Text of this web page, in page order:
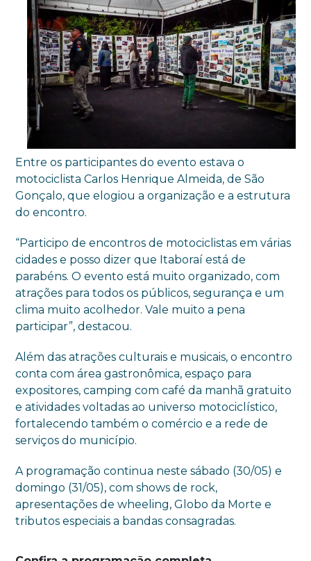
Entre os participantes do evento estava o
motociclista Carlos Henrique Almeida, de São
Gonçalo, que elogiou a organização e a estrutura
do encontro.
“Participo de encontros de motociclistas em várias
cidades e posso dizer que Itaboraí está de
parabéns. O evento está muito organizado, com
atrações para todos os públicos, segurança e um
clima muito acolhedor. Vale muito a pena
participar”, destacou.
Além das atrações culturais e musicais, o encontro
conta com área gastronômica, espaço para
expositores, camping com café da manhã gratuito
e atividades voltadas ao universo motociclístico,
fortalecendo também o comércio e a rede de
serviços do município.
A programação continua neste sábado (30/05) e
domingo (31/05), com shows de rock,
apresentações de wheeling, Globo da Morte e
tributos especiais a bandas consagradas.